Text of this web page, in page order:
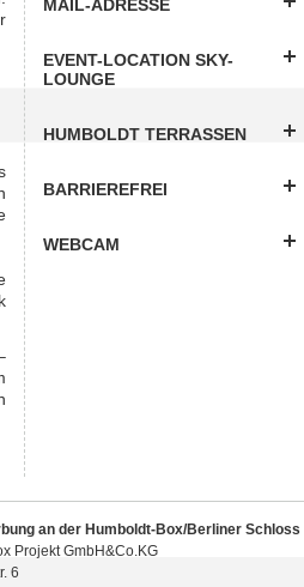
MAIL-ADRESSE
EVENT-LOCATION SKY-
LOUNGE
HUMBOLDT TERRASSEN
BARRIEREFREI
WEBCAM
an der Humboldt-Box/Berliner Schloss
Projekt GmbH&Co.KG
6